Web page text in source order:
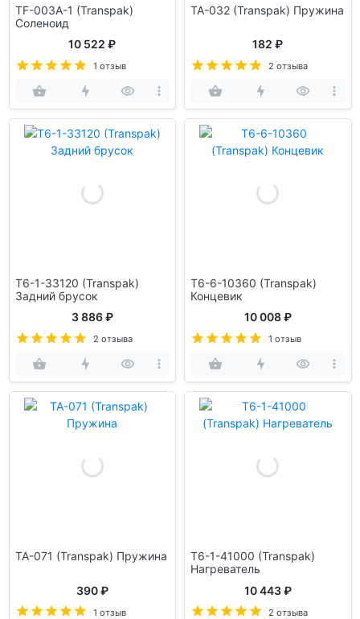
TF-003A-1 (Transpak)
Соленоид
10 522 ₽
1 отзыв
TA-032 (Transpak) Пружина
182 ₽
2 отзыва
T6-1-33120 (Transpak)
Задний брусок
3 886 ₽
2 отзыва
T6-6-10360 (Transpak)
Концевик
10 008 ₽
1 отзыв
TA-071 (Transpak) Пружина
390 ₽
1 отзыв
T6-1-41000 (Transpak)
Нагреватель
10 443 ₽
2 отзыва